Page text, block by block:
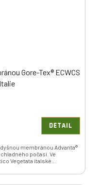
Gore-Tex® ECWCS
DETAIL
membránou Advanta®
počasí. Ve
Vegetata italské...